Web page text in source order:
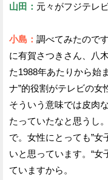
山田： 元々がフジテレ
小島： 調べてみたので
に有賀さつきさん、八
た1988年あたりから始
ナ”的役割がテレビの女
そういう意味では皮肉
たっていたなと思うし
で。女性にとっても”女
いと思っています。“女
ていますから。